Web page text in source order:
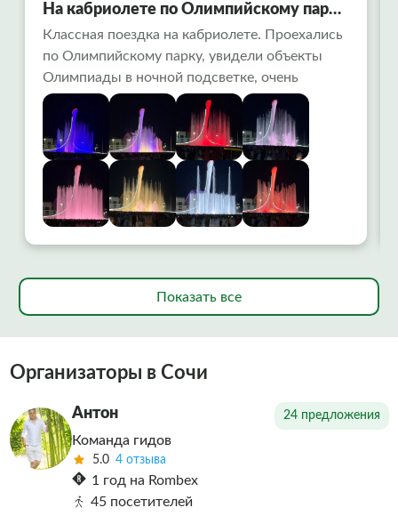
На кабриолете по Олимпийскому парку
в Сочи
Классная поездка на кабриолете. Проехались
по Олимпийскому парку, увидели объекты
Олимпиады в ночной подсветке, очень
красиво. Заехали на поющие фонтаны-
вообще огонь ! Алексей водитель рассказал
много интересного. Советую попробовать
всем!
Показать все
Организаторы в Сочи
Антон 24 предложения
Команда гидов
5.0 4 отзыва
1 год на Rombex
45 посетителей